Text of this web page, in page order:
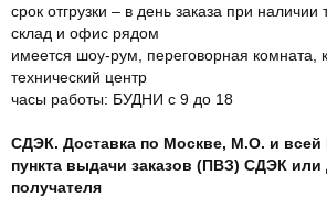
срок отгрузки – в день заказа при наличии
склад и офис рядом
имеется шоу-рум, переговорная комната,
технический центр
часы работы: БУДНИ с 9 до 18
СДЭК. Доставка по Москве, М.О. и всей
пункта выдачи заказов (ПВЗ) СДЭК или
получателя